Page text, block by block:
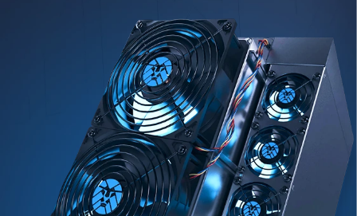
Заказать звонок